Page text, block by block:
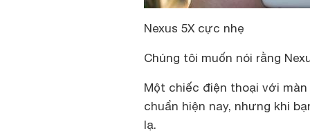
Nexus 5X cực nhẹ
Chúng tôi muốn nói rằng
Một chiếc điện thoại với
chuẩn hiện nay, nhưng khi
lạ.